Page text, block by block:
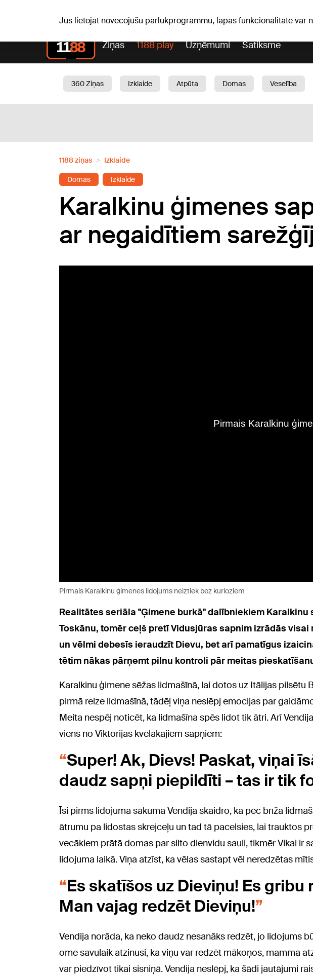
Jūs lietojat novecojušu pārlūkprogrammu, lapas funkcionalitāte var
Ziņas 1188 play Uzņēmumi Satiksme
360 Ziņas Izklaide Atpūta Domas Veselība
1188 ziņas Izklaide
Domas Izklaide
Karalkinu ģimenes
ar negaidītiem
Pirmais Karalkinu ģimenes lidojums neiztiek bez kurioziem
Realitātes seriāla "Ģimene burkā" dalībniekiem
Toskānu, tomēr ceļš pretī Vidusjūras sapnim izrādās
un vēlmi debesīs ieraudzīt Dievu, bet arī pamatīgus
tētim nākas pārņemt pilnu kontroli pār meitas
Karalkinu ģimene sēžas lidmašīnā, lai dotos uz Itālijas pilsētu
pirmā reize lidmašīnā, tādēļ viņa neslēpj emocijas par
Meita nespēj noticēt, ka lidmašīna spēs lidot tik ātri. Arī
viens no Viktorijas kvēlākajiem sapņiem:
Super! Ak, Dievs! Paskat, viņai
daudz sapņi piepildīti – tas ir tik
Īsi pirms lidojuma sākuma Vendija skaidro, ka pēc brīža
ātrumu pa lidostas skrejceļu un tad tā pacelsies, lai trauktos
vecākiem prātā domas par silto dienvidu sauli, tikmēr Vikai ir
lidojuma laikā. Viņa atzīst, ka vēlas sastapt vēl neredzētas
Es skatīšos uz Dieviņu! Es gribu
Man vajag redzēt Dieviņu!
Vendija norāda, ka neko daudz nesanāks redzēt, jo lidojums
ome savulaik atzinusi, ka viņu var redzēt mākoņos, mamma
var piedzīvot tikai sisniņā. Vendija neslēpj, ka šādi jautājumi